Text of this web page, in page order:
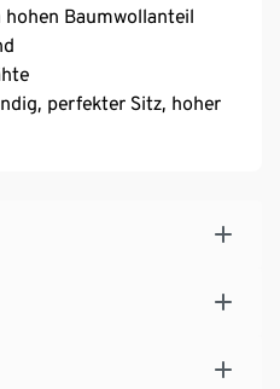
Baumwollanteil
perfekter Sitz, hoher